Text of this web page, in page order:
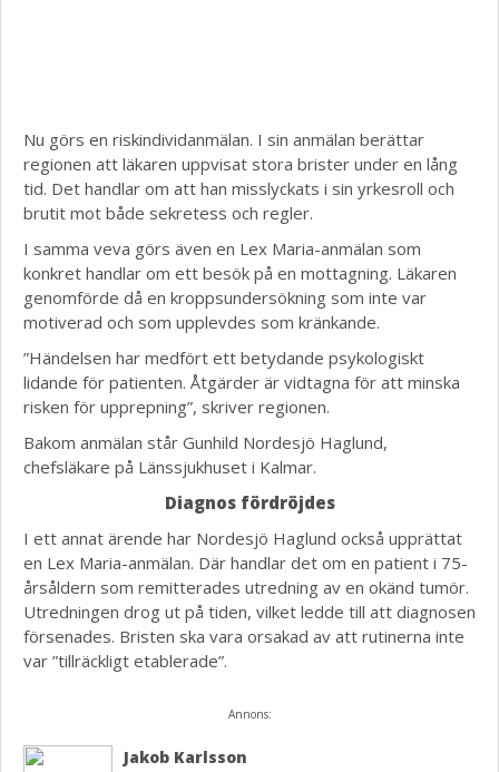
Nu görs en riskindividanmälan. I sin anmälan berättar
regionen att läkaren uppvisat stora brister under en lång
tid. Det handlar om att han misslyckats i sin yrkesroll och
brutit mot både sekretess och regler.
I samma veva görs även en Lex Maria-anmälan som
konkret handlar om ett besök på en mottagning. Läkaren
genomförde då en kroppsundersökning som inte var
motiverad och som upplevdes som kränkande.
”Händelsen har medfört ett betydande psykologiskt
lidande för patienten. Åtgärder är vidtagna för att minska
risken för upprepning”, skriver regionen.
Bakom anmälan står Gunhild Nordesjö Haglund,
chefsläkare på Länssjukhuset i Kalmar.
Diagnos fördröjdes
I ett annat ärende har Nordesjö Haglund också upprättat
en Lex Maria-anmälan. Där handlar det om en patient i 75-
årsåldern som remitterades utredning av en okänd tumör.
Utredningen drog ut på tiden, vilket ledde till att diagnosen
försenades. Bristen ska vara orsakad av att rutinerna inte
var ”tillräckligt etablerade”.
Annons:
Jakob Karlsson